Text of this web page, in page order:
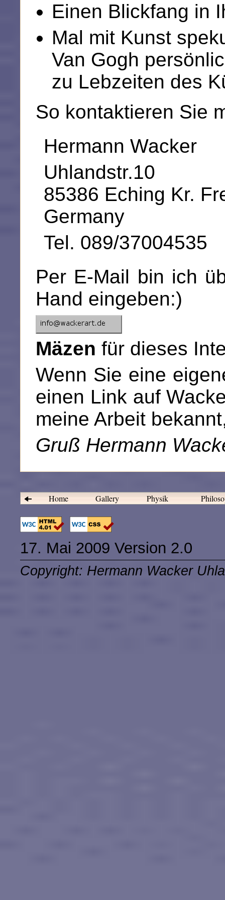
Einen Blickfang in
Mal mit Kunst
Van Gogh
zu Lebzeiten des
So kontaktieren Sie
Hermann Wacker
Uhlandstr.10
85386 Eching Kr.
Germany
Tel. 089/37004535
Per E-Mail bin ich
Hand eingeben:)
Mäzen für dieses
Wenn Sie eine
einen Link auf
meine Arbeit
Gruß Hermann
Home Gallery Physik
17. Mai 2009 Version 2.0
Copyright: Hermann Wacker